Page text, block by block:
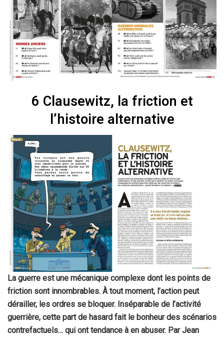
6 Clausewitz, la friction et
l’histoire alternative
La guerre est une mécanique complexe dont les points de
friction sont innombrables. À tout moment, l’action peut
dérailler, les ordres se bloquer. Inséparable de l’activité
guerrière, cette part de hasard fait le bonheur des scénarios
contrefactuels… qui ont tendance à en abuser. Par Jean